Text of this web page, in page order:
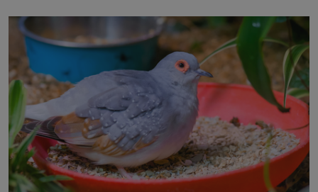
jednoduchost, měkkost a bezpečí, proto by pokoj
miminka měl působit především klidně a útulně.
Předškolní věk je